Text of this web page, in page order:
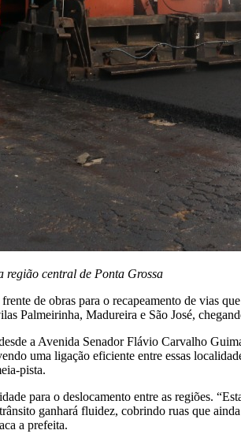
região central de Ponta Grossa
de obras para o recapeamento de vias
Palmeirinha, Madureira e São José,
a Avenida Senador Flávio Carvalho
uma ligação eficiente entre essas
pista.
para o deslocamento entre as regiões.
ganhará fluidez, cobrindo ruas que
a prefeita.